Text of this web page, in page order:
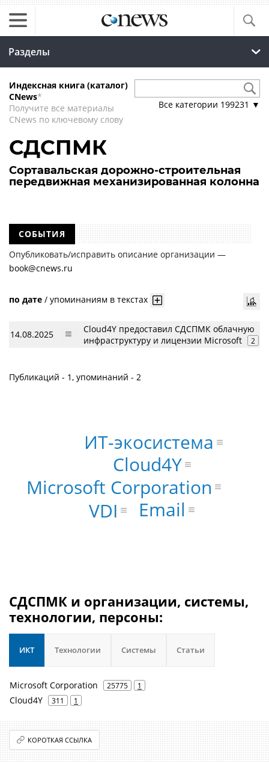
Разделы
Индексная книга (каталог)
CNews*
Получите все материалы
CNews по ключевому слову
Все категории 199231 ▼
СДСПМК
Сортавальская дорожно-строительная
передвижная механизированная колонна
СОБЫТИЯ
Опубликовать/исправить описание организации —
book@cnews.ru
по дате / упоминаниям в текстах
14.08.2025
Cloud4Y предоставил СДСПМК облачную
инфраструктуру и лицензии Microsoft
2
Публикаций - 1, упоминаний - 2
Microsoft Corporation
Cloud4Y
VDI
ИТ-экосистема
Email
СДСПМК и организации, системы,
технологии, персоны:
ИКТ Технологии Системы Статьи
Microsoft Corporation 25775 1
Cloud4Y 311 1
КОРОТКАЯ ССЫЛКА